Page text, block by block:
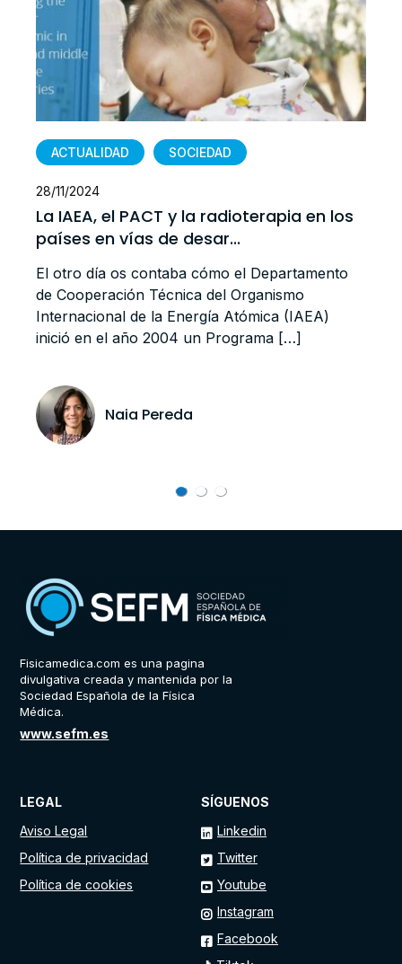
ACTUALIDAD SOCIEDAD
28/11/2024
La IAEA, el PACT y la radioterapia en los
países en vías de desar...
El otro día os contaba cómo el Departamento
de Cooperación Técnica del Organismo
Internacional de la Energía Atómica (IAEA)
inició en el año 2004 un Programa […]
Naia Pereda
Fisicamedica.com es una pagina
divulgativa creada y mantenida por la
Sociedad Española de la Física
Médica.
www.sefm.es
SÍGUENOS
Linkedin
Twitter
Youtube
Instagram
Facebook
LEGAL
Aviso Legal
Política de privacidad
Política de cookies